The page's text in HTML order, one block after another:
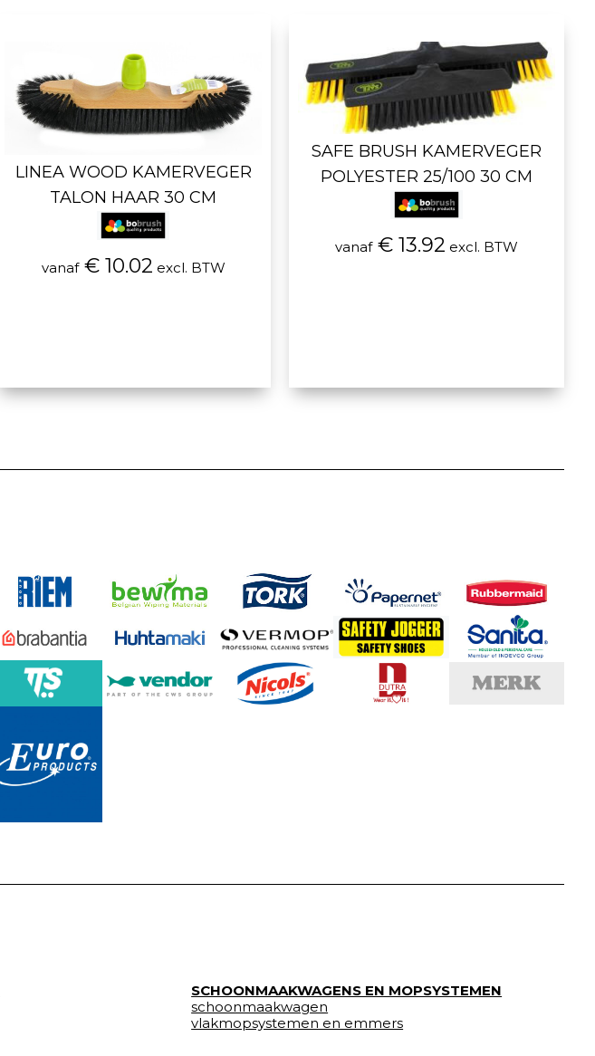
LINEA WOOD KAMERVEGER
TALON HAAR 30 CM
vanaf€ 10.02 excl. BTW
SAFE BRUSH KAMERVEGER
POLYESTER 25/100 30 CM
vanaf€ 13.92 excl. BTW
SCHOONMAAKWAGENS EN MOPSYSTEMEN
schoonmaakwagen
vlakmopsystemen en emmers